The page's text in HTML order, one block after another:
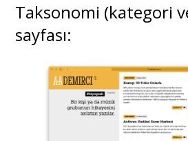
Taksonomi (kategori
sayfası: